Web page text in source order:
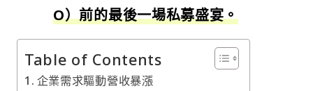
O）前的最後一場私募盛宴。
Table of Contents
企業需求驅動營收暴漲